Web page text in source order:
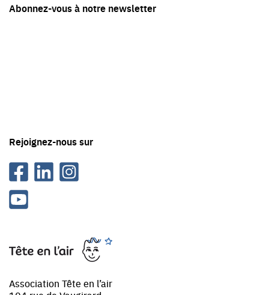
Tête
en
Association Tête en l’air
Rejoignez-nous sur
FacebookLinkedinInstagram
Youtube
Abonnez-vous à notre newsletter